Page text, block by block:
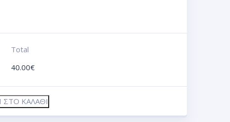
Total
40.00€
ΚΑΛΆΘΙ